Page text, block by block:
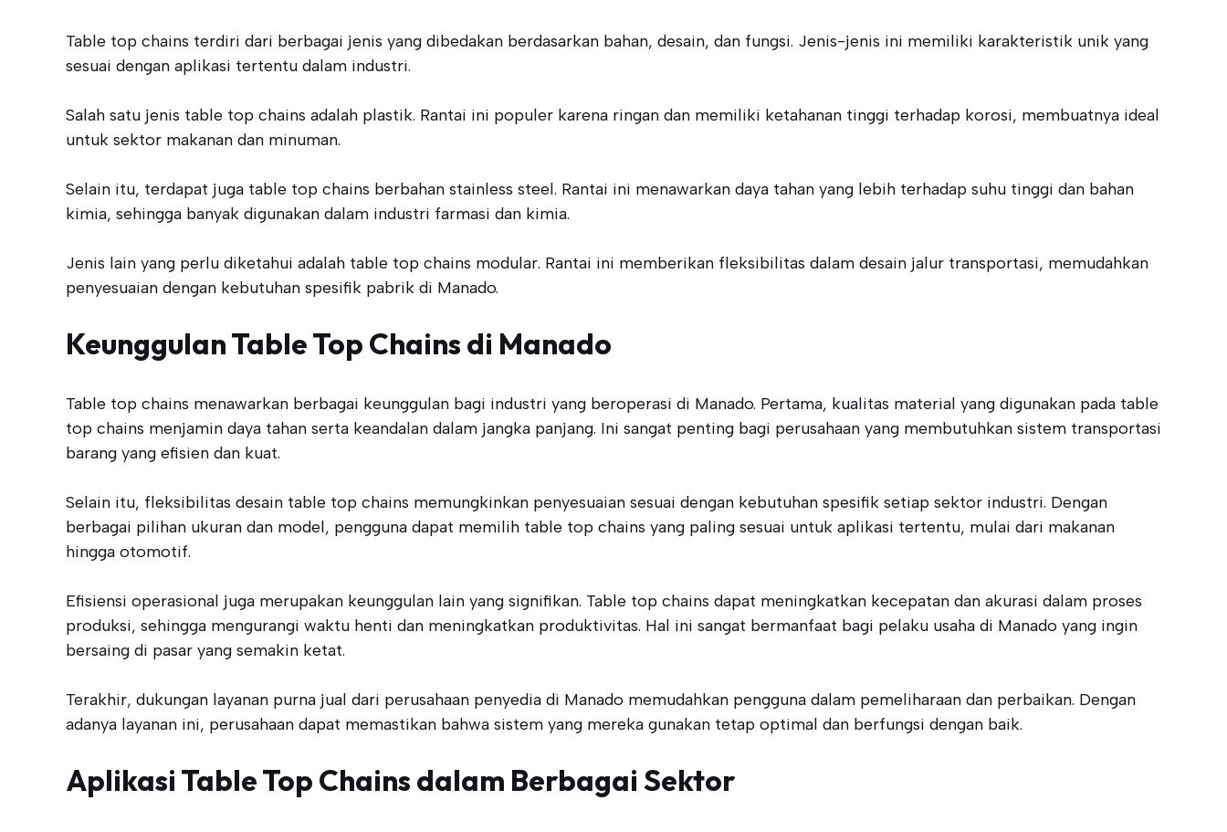
Table top chains terdiri dari berbagai jenis yang dibedakan berdasarkan bahan, desain, dan fungsi. Jenis-jenis ini memiliki karakteristik unik yang
sesuai dengan aplikasi tertentu dalam industri.
Salah satu jenis table top chains adalah plastik. Rantai ini populer karena ringan dan memiliki ketahanan tinggi terhadap korosi, membuatnya ideal
untuk sektor makanan dan minuman.
Selain itu, terdapat juga table top chains berbahan stainless steel. Rantai ini menawarkan daya tahan yang lebih terhadap suhu tinggi dan bahan
kimia, sehingga banyak digunakan dalam industri farmasi dan kimia.
Jenis lain yang perlu diketahui adalah table top chains modular. Rantai ini memberikan fleksibilitas dalam desain jalur transportasi, memudahkan
penyesuaian dengan kebutuhan spesifik pabrik di Manado.
Keunggulan Table Top Chains di Manado
Table top chains menawarkan berbagai keunggulan bagi industri yang beroperasi di Manado. Pertama, kualitas material yang digunakan pada table
top chains menjamin daya tahan serta keandalan dalam jangka panjang. Ini sangat penting bagi perusahaan yang membutuhkan sistem transportasi
barang yang efisien dan kuat.
Selain itu, fleksibilitas desain table top chains memungkinkan penyesuaian sesuai dengan kebutuhan spesifik setiap sektor industri. Dengan
berbagai pilihan ukuran dan model, pengguna dapat memilih table top chains yang paling sesuai untuk aplikasi tertentu, mulai dari makanan
hingga otomotif.
Efisiensi operasional juga merupakan keunggulan lain yang signifikan. Table top chains dapat meningkatkan kecepatan dan akurasi dalam proses
produksi, sehingga mengurangi waktu henti dan meningkatkan produktivitas. Hal ini sangat bermanfaat bagi pelaku usaha di Manado yang ingin
bersaing di pasar yang semakin ketat.
Terakhir, dukungan layanan purna jual dari perusahaan penyedia di Manado memudahkan pengguna dalam pemeliharaan dan perbaikan. Dengan
adanya layanan ini, perusahaan dapat memastikan bahwa sistem yang mereka gunakan tetap optimal dan berfungsi dengan baik.
Aplikasi Table Top Chains dalam Berbagai Sektor